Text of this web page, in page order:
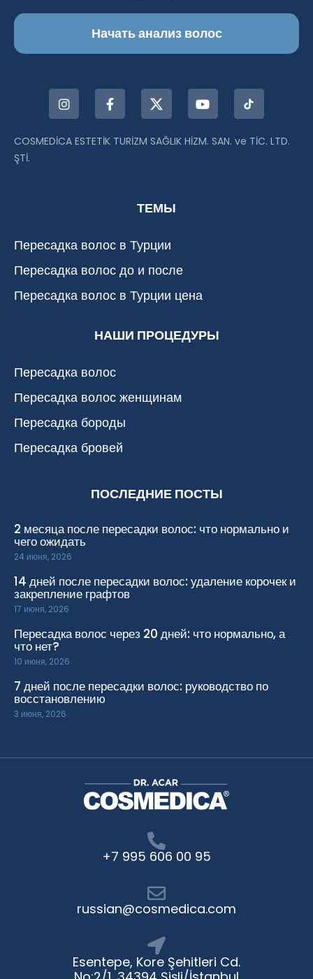
Начать анализ волос
COSMEDİCA ESTETİK TURİZM SAĞLIK HİZM. SAN. ve TİC. LTD.
ŞTİ.
ТЕМЫ
Пересадка волос в Турции
Пересадка волос до и после
Пересадка волос в Турции цена
НАШИ ПРОЦЕДУРЫ
Пересадка волос
Пересадка волос женщинам
Пересадка бороды
Пересадка бровей
ПОСЛЕДНИЕ ПОСТЫ
2 месяца после пересадки волос: что нормально и
чего ожидать
24 июня, 2026
14 дней после пересадки волос: удаление корочек и
закрепление графтов
17 июня, 2026
Пересадка волос через 20 дней: что нормально, а
что нет?
10 июня, 2026
7 дней после пересадки волос: руководство по
восстановлению
3 июня, 2026
+7 995 606 00 95
russian@cosmedica.com
Esentepe, Kore Şehitleri Cd.